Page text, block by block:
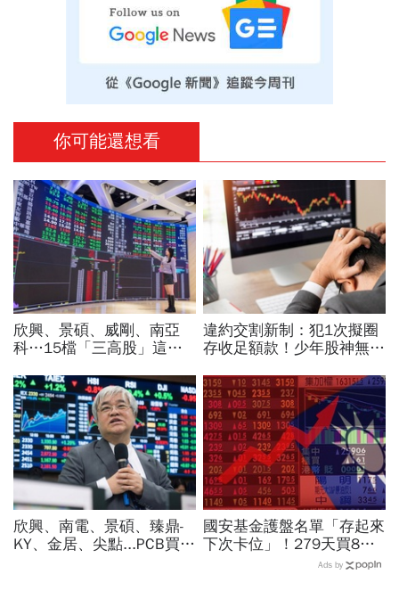
你可能還想看
欣興、景碩、威剛、南亞
科…15檔「三高股」這檔
指期夜盤先上45K，台股明
開飆？
違約交割新制：犯1次擬圈
存收足額款！少年股神無本
違約交割後果「想貸款都
難」
欣興、南電、景碩、臻鼎-
KY、金居、尖點...PCB買誰
國安基金護盤名單「存起來
下次卡位」！279天買8檔
翻倍賺百億：鴻海、台達
Ads by